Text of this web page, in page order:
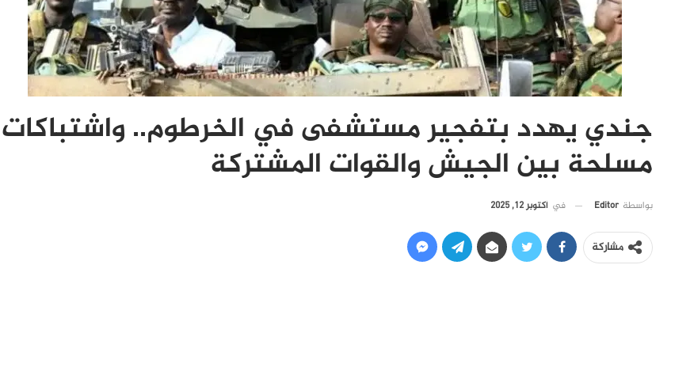
جندي يهدد بتفجير مستشفى في الخرطوم.. واشتباكات
مسلحة بين الجيش والقوات المشتركة
بواسطة Editor في أكتوبر 12, 2025
مشاركة